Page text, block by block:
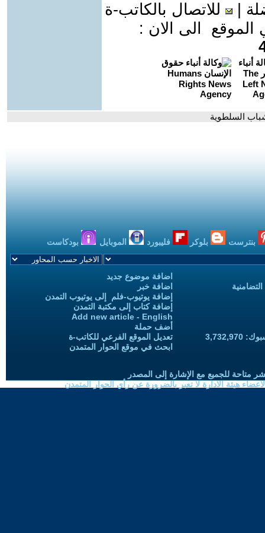
للاتصال بالكاتب-ة
الى الان :
السلطوية
بنترست بلوكر فليبورد الموبايل بودكاست
اضافة موضوع جديد
اضافة خبر
إضافة يوتيوب-فلم إلى يوتيوب التمدن
إضافة كتاب إلى مكتبة التمدن
Add new article - English
أضف حملة
تعديل الموقع الفرعي للكاتب-ة
ابحث في موقع الحوار المتمدن
متاحة للجميع مع الإشارة إلى المصدر
هيئة الادارة لا تعبر بالضرورة عن رأي الحوار المتمدن